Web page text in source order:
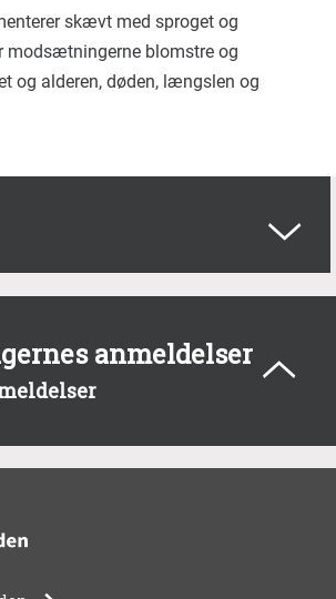
skævt med sproget og
modsætningerne blomstre og
og alderen, døden, længslen og
anmeldelser